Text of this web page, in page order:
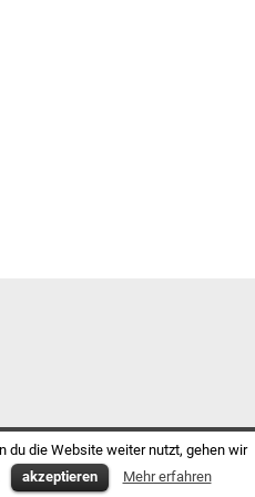
du die Website weiter nutzt, gehen wir
akzeptieren Mehr erfahren